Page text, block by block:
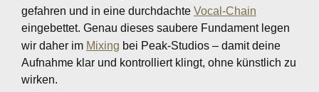
gefahren und in eine durchdachte Vocal-Chain
eingebettet. Genau dieses saubere Fundament legen
wir daher im Mixing bei Peak-Studios – damit deine
Aufnahme klar und kontrolliert klingt, ohne künstlich zu
wirken.